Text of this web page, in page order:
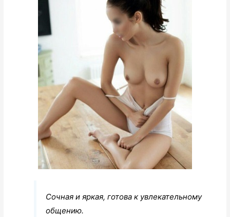
Сочная и яркая, готова к увлекательному
общению.